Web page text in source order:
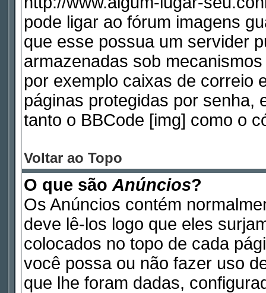
pode ligar ao fórum imagens
que esse possua um servider
armazenadas sob
por exemplo caixas de correio
páginas protegidas por senha,
tanto o BBCode [img] como o
Voltar ao Topo
O que são Anúncios?
Os Anúncios contém
deve lê-los logo que eles
colocados no topo de cada
você possa ou não fazer uso
que lhe foram dadas,